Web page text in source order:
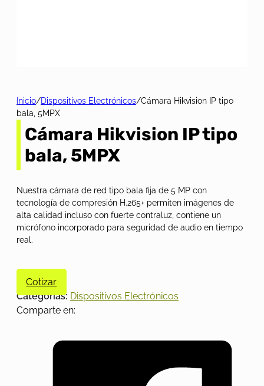
Inicio/Dispositivos Electrónicos/Cámara Hikvision IP tipo
bala, 5MPX
Cámara Hikvision IP tipo
bala, 5MPX
Nuestra cámara de red tipo bala fija de 5 MP con
tecnología de compresión H.265+ permiten imágenes de
alta calidad incluso con fuerte contraluz, contiene un
micrófono incorporado para seguridad de audio en tiempo
real.
Cotizar
Categorías: Dispositivos Electrónicos
Comparte en: